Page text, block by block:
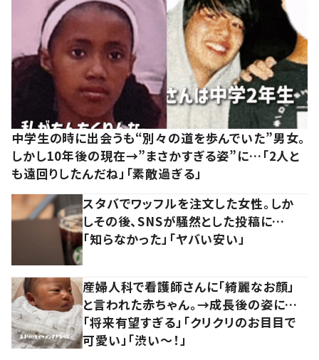
中学生の時に出会うも“別々の道を歩んでいた”男女。
しかし10年後の現在→”まさかすぎる姿”に…「2人と
も遠回りしたんだね」「素敵過ぎる」
スタバでワッフルを注文した女性。しか
しその後、SNSが騒然とした投稿に…
「知らなかった」「ヤバい安い」
産婦人科で看護師さんに「綺麗なお顔」
と言われた赤ちゃん。→成長後の姿に…
「将来有望すぎる」「クリクリのお目目で
可愛い」「渋い～！」